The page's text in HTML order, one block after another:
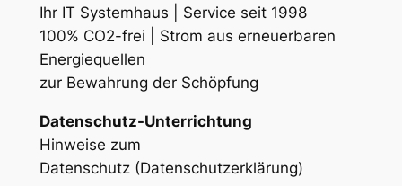
Ihr IT Systemhaus | Service seit 1998
100% CO2-frei | Strom aus erneuerbaren
Energiequellen
zur Bewahrung der Schöpfung
Datenschutz-Unterrichtung
Hinweise zum
Datenschutz (Datenschutzerklärung)